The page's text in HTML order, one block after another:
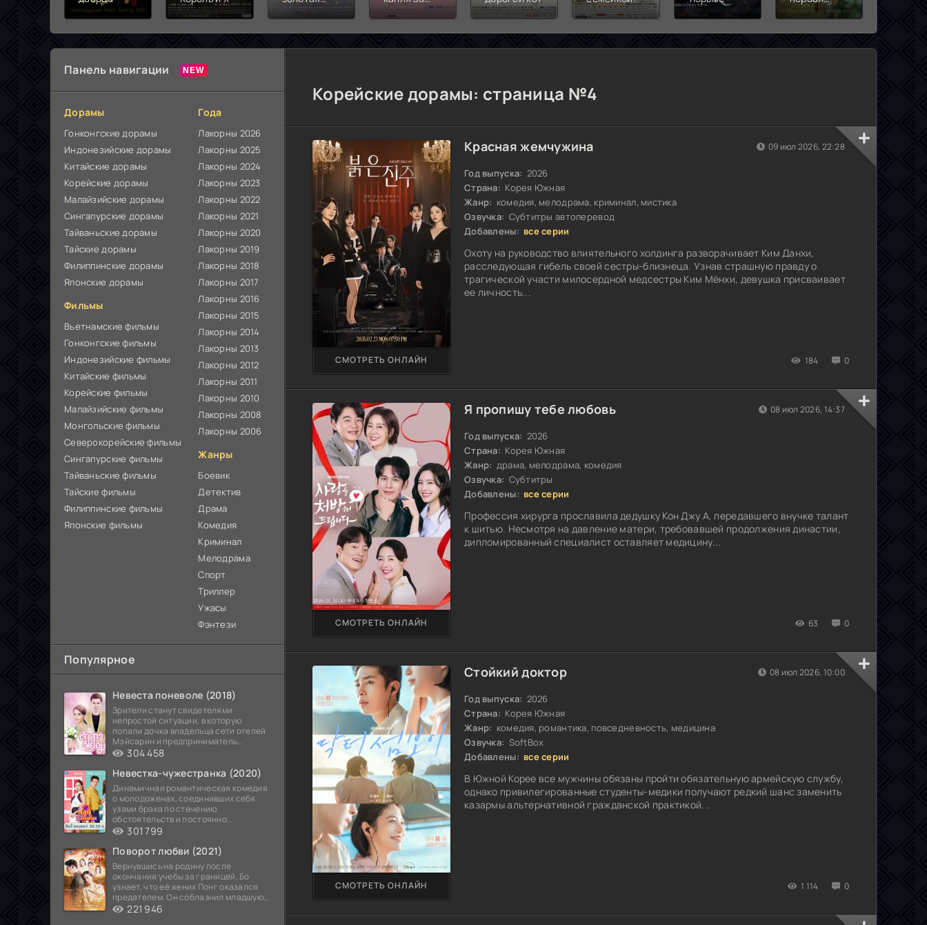
жизнь
каплей
любовь
Панель навигации
Дорамы
Гонконгские дорамы
Индонезийские дорамы
Китайские дорамы
Корейские дорамы
Малайзийские дорамы
Сингапурские дорамы
Тайваньские дорамы
Тайские дорамы
Филиппинские дорамы
Японские дорамы
Фильмы
Вьетнамские фильмы
Гонконгские фильмы
Индонезийские фильмы
Китайские фильмы
Корейские фильмы
Малайзийские фильмы
Монгольские фильмы
Северокорейские фильмы
Сингапурские фильмы
Тайваньские фильмы
Тайские фильмы
Филиппинские фильмы
Японские фильмы
Года
Лакорны 2026
Лакорны 2025
Лакорны 2024
Лакорны 2023
Лакорны 2022
Лакорны 2021
Лакорны 2020
Лакорны 2019
Лакорны 2018
Лакорны 2017
Лакорны 2016
Лакорны 2015
Лакорны 2014
Лакорны 2013
Лакорны 2012
Лакорны 2011
Лакорны 2010
Лакорны 2008
Лакорны 2006
Жанры
Боевик
Детектив
Драма
Комедия
Криминал
Мелодрама
Спорт
Триллер
Ужасы
Фэнтези
Популярное
Невеста поневоле (2018)
Зрители станут свидетелями
непростой ситуации, в которую
попали дочка владельца сети отелей
Мэйсарин и предприниматель
Кетдэн. Обоих главных героев
304 458
Невестка-чужестранка (2020)
Динамичная романтическая комедия
о молодоженах, соединивших себя
узами брака по стечению
обстоятельств и постоянно
попадающих в курьезные ситуации...
301 799
Поворот любви (2021)
Вернувшись на родину после
окончания учебы за границей, Бо
узнает, что её жених Понг оказался
предателем. Он соблазнил младшую
сестру хозяина
221 946
Корейские дорамы: страница №4
Красная жемчужина
Год выпуска: 2026
Страна: Корея Южная
Жанр: комедия, мелодрама, криминал, мистика
Озвучка: Субтитры автоперевод
Добавлены: все серии
Охоту на руководство влиятельного холдинга разворачивает Ким Данхи,
расследующая гибель своей сестры-близнеца. Узнав страшную правду о
трагической участи милосердной медсестры Ким Мёнхи, девушка присваивает
ее личность...
СМОТРЕТЬ ОНЛАЙН 184 0
09 июл 2026, 22:28
Я пропишу тебе любовь
Год выпуска: 2026
Страна: Корея Южная
Жанр: драма, мелодрама, комедия
Озвучка: Субтитры
Добавлены: все серии
Профессия хирурга прославила дедушку Кон Джу А, передавшего внучке талант
к шитью. Несмотря на давление матери, требовавшей продолжения династии,
дипломированный специалист оставляет медицину...
СМОТРЕТЬ ОНЛАЙН 63 0
08 июл 2026, 14:37
Стойкий доктор
Год выпуска: 2026
Страна: Корея Южная
Жанр: комедия, романтика, повседневность, медицина
Озвучка: SoftBox
Добавлены: все серии
В Южной Корее все мужчины обязаны пройти обязательную армейскую службу,
однако привилегированные студенты-медики получают редкий шанс заменить
казармы альтернативной гражданской практикой...
СМОТРЕТЬ ОНЛАЙН 1 114 0
08 июл 2026, 10:00